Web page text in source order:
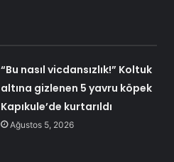
“Bu nasıl vicdansızlık!” Koltuk
altına gizlenen 5 yavru köpek
Kapıkule’de kurtarıldı
Ağustos 5, 2026